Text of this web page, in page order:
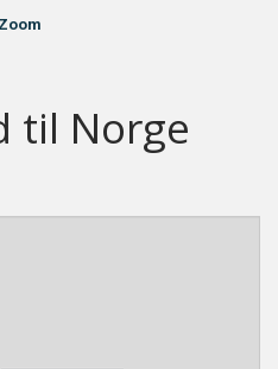
Zoom
til Norge